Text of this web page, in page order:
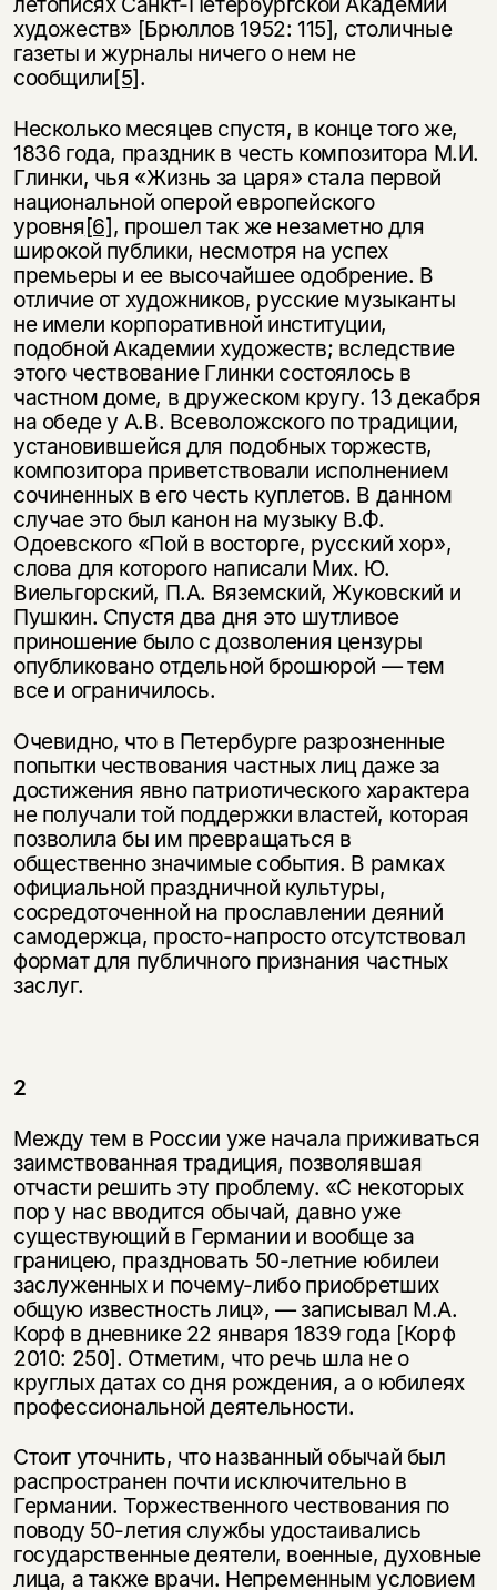
художеств» [Брюллов 1952: 115], столичные
газеты и журналы ничего о нем не
сообщили[5].
Несколько месяцев спустя, в конце того же,
1836 года, праздник в честь композитора М.И.
Глинки, чья «Жизнь за царя» стала первой
национальной оперой европейского
уровня[6], прошел так же незаметно для
широкой публики, несмотря на успех
премьеры и ее высочайшее одобрение. В
отличие от художников, русские музыканты
не имели корпоративной институции,
подобной Академии художеств; вследствие
этого чествование Глинки состоялось в
частном доме, в дружеском кругу. 13 декабря
на обеде у А.В. Всеволожского по традиции,
установившейся для подобных торжеств,
композитора приветствовали исполнением
сочиненных в его честь куплетов. В данном
случае это был канон на музыку В.Ф.
Одоевского «Пой в восторге, русский хор»,
слова для которого написали Мих. Ю.
Виельгорский, П.А. Вяземский, Жуковский и
Пушкин. Спус­тя два дня это шутливое
приношение было с дозволения цензуры
опубликовано отдельной брошюрой — тем
все и ограничилось.
Очевидно, что в Петербурге разрозненные
попытки чествования частных лиц даже за
достижения явно патриотического характера
не получали той поддержки властей, которая
позволила бы им превращаться в
общественно значимые события. В рамках
официальной праздничной культуры,
сосредоточенной на прославлении деяний
самодержца, просто-напросто отсутствовал
формат для публичного признания частных
заслуг.
2
Между тем в России уже начала приживаться
заимствованная традиция, позволявшая
отчасти решить эту проблему. «С некоторых
пор у нас вводится обычай, давно уже
существующий в Германии и вообще за
границею, праздновать 50-летние юбилеи
заслуженных и почему-либо приобретших
общую известность лиц», — записывал М.А.
Корф в дневнике 22 января 1839 года [Корф
2010: 250]. Отметим, что речь шла не о
круглых датах со дня рождения, а о юбилеях
профессиональной деятельности.
Стоит уточнить, что названный обычай был
распространен почти исключительно в
Германии. Торжественного чествования по
поводу 50-летия службы удостаивались
государственные деятели, военные, духовные
лица, а также вра­чи. Непременным условием
Подписка на рассылку
Раз в неделю мы отправляем рассылку
о книгах и событиях «НЛО».
Я соглашаюсь сПолитикой конфиденциальности
подписаться
Этой книги временно
нет в продаже.
Вы можете подписаться на
Я соглашаюсь сПолитикой конфиденциальности
подписаться
Скажите, пожалуйста,
вам уже исполнилось 18 лет?
да
нет, вернуться назад